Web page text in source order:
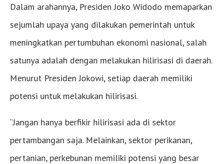
Dalam arahannya, Presiden Joko Widodo memaparkan
sejumlah upaya yang dilakukan pemerintah untuk
meningkatkan pertumbuhan ekonomi nasional, salah
satunya adalah dengan melakukan hilirisasi di daerah.
Menurut Presiden Jokowi, setiap daerah memiliki
potensi untuk melakukan hilirisasi.
“Jangan hanya berfikir hilirisasi ada di sektor
pertambangan saja. Melainkan, sektor perikanan,
pertanian, perkebunan memiliki potensi yang besar